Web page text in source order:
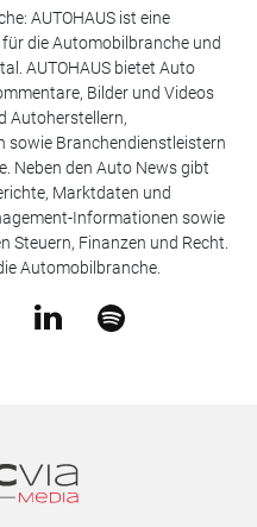
AUTOHAUS ist eine
die Automobilbranche und
AUTOHAUS bietet Auto
Bilder und Videos
Autoherstellern,
Branchendienstleistern
Neben den Auto News gibt
Marktdaten und
Informationen sowie
Steuern, Finanzen und Recht.
Automobilbranche.